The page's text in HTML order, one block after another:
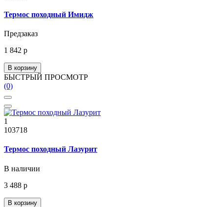
Термос походный Имидж
Предзаказ
1 842 р
В корзину
БЫСТРЫЙ ПРОСМОТР
(0)
1
103718
Термос походный Лазурит
В наличии
3 488 р
В корзину